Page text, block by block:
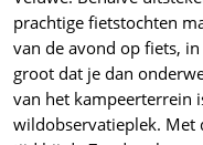
prachtige fietstochten
van de avond op fiets,
groot dat je dan
van het kampeerterrein
wildobservatieplek. Met